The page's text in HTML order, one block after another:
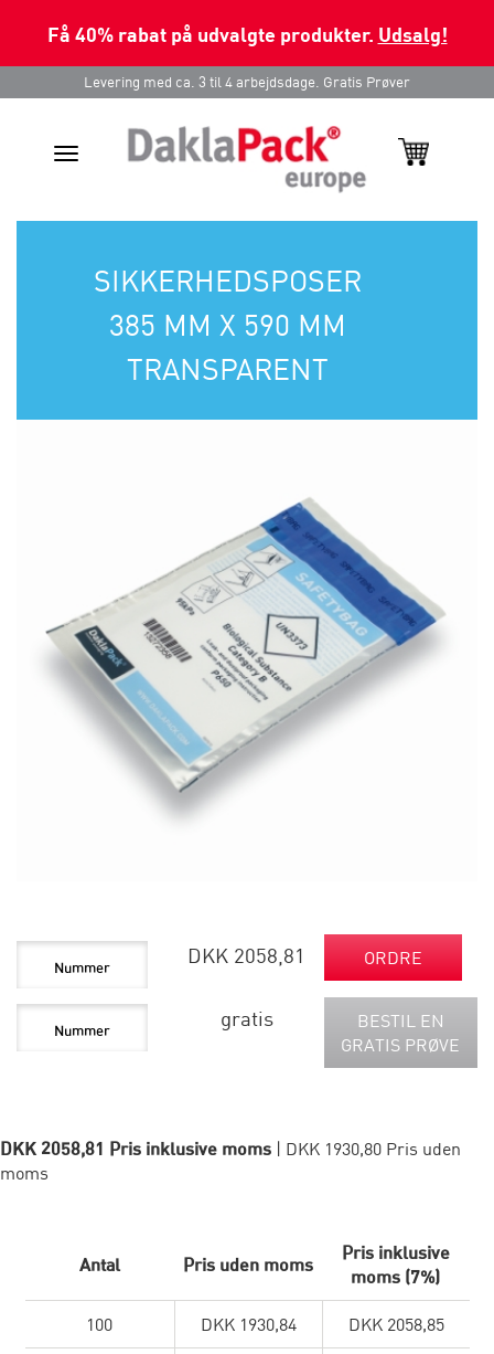
Få 40% rabat på udvalgte produkter. Udsalg!
Levering med ca. 3 til 4 arbejdsdage. Gratis Prøver
Toggle
SIKKERHEDSPOSER
385 MM X 590 MM
TRANSPARENT
DKK 2058,81 ORDRE
gratis
BESTIL EN
GRATIS PRØVE
DKK 2058,81 Pris inklusive moms | DKK 1930,80 Pris uden
moms
Antal Pris uden moms
Pris inklusive
moms (7%)
100 DKK 1930,84 DKK 2058,85